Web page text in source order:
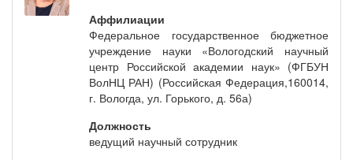
Аффилиации
Федеральное государственное бюджетное
учреждение науки «Вологодский научный
центр Российской академии наук» (ФГБУН
ВолНЦ РАН) (Российская Федерация,160014,
г. Вологда, ул. Горького, д. 56а)
Должность
ведущий научный сотрудник